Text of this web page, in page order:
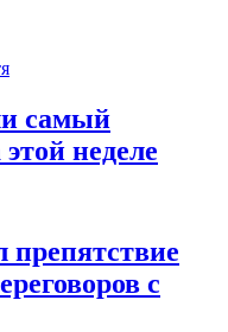
самый
неделе
с